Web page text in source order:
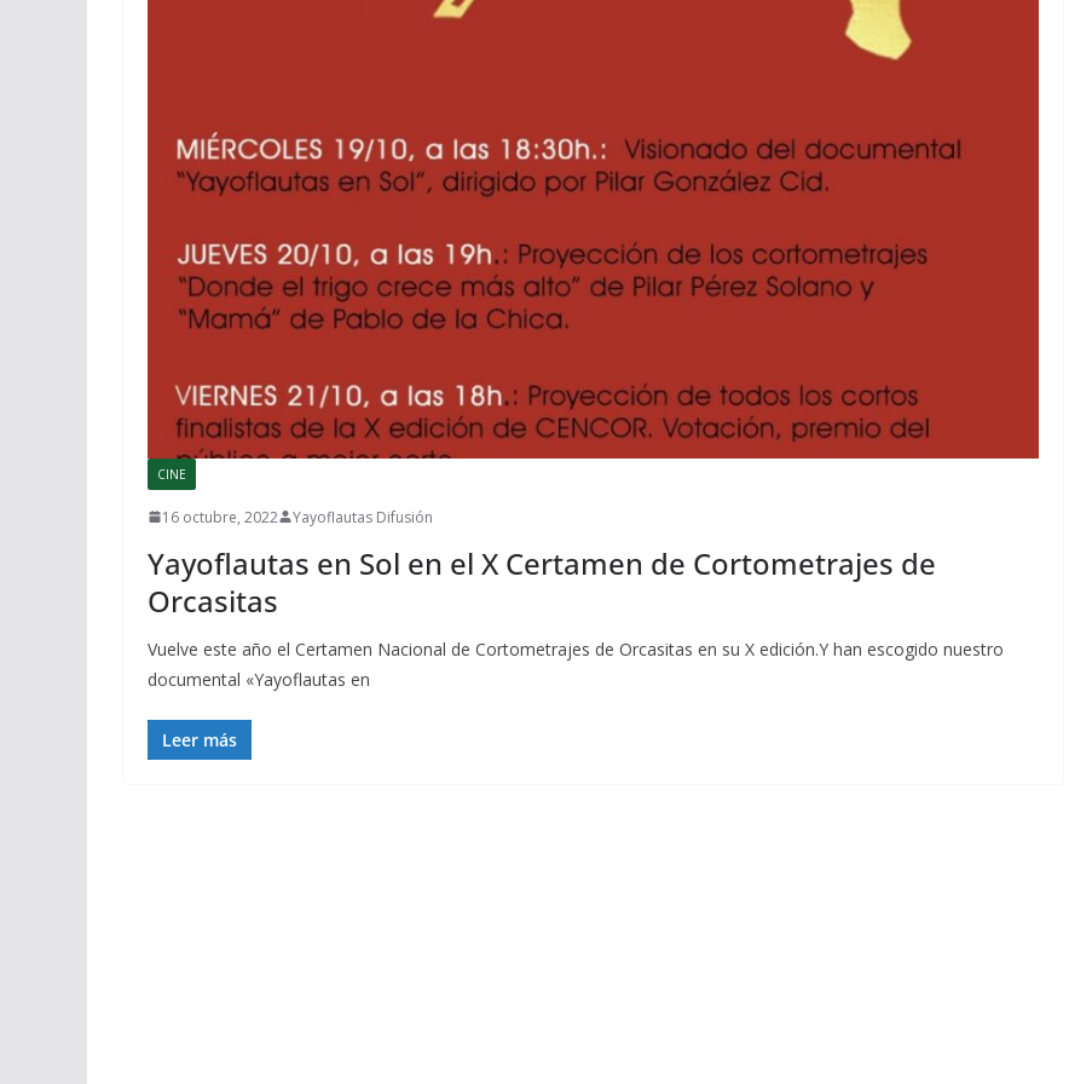
CINE
16 octubre, 2022 Yayoflautas Difusión
Yayoflautas en Sol en el X Certamen de Cortometrajes de
Orcasitas
Vuelve este año el Certamen Nacional de Cortometrajes de Orcasitas en su X edición.Y han escogido nuestro
documental «Yayoflautas en
Leer más